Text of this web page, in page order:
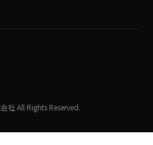
社 All Rights Reserved.